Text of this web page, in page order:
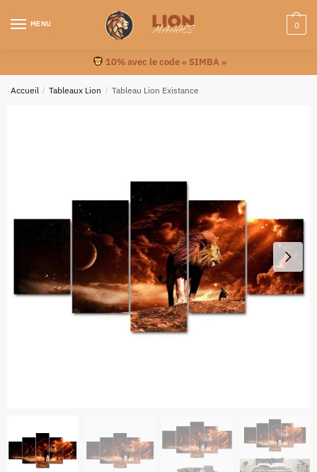
MENU 0
10% avec le code « SIMBA »
Accueil / Tableaux Lion / Tableau Lion Existance